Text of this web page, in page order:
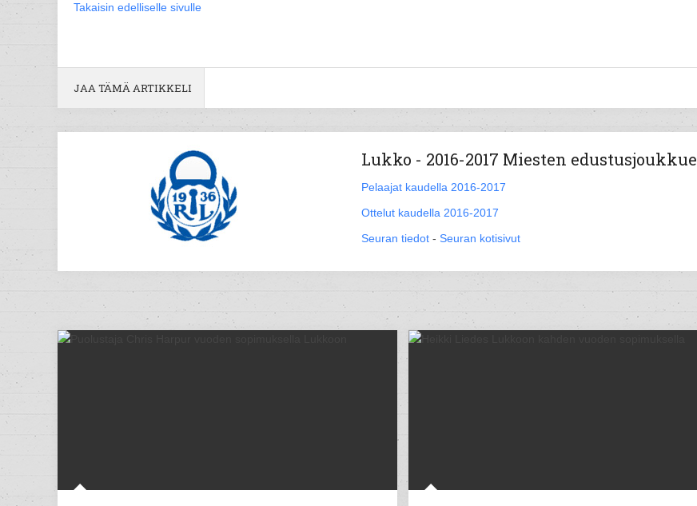
Takaisin edelliselle sivulle
JAA TÄMÄ ARTIKKELI
Lukko - 2016-2017 Miesten edustusjoukkue
Pelaajat kaudella 2016-2017
Ottelut kaudella 2016-2017
Seuran tiedot - Seuran kotisivut